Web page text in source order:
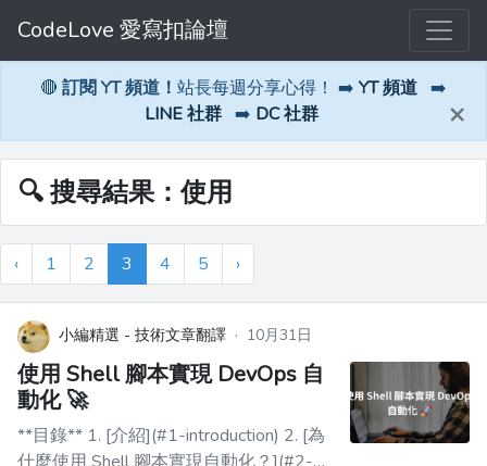
CodeLove 愛寫扣論壇
🔴 訂閱 YT 頻道！ 站長每週分享心得！ ➡️ YT 頻道 ➡️
LINE 社群 ➡️ DC 社群 ×
🔍 搜尋結果：使用
‹ 1 2 3 4 5 ›
小編精選 - 技術文章翻譯 · 10月31日
使用 Shell 腳本實現 DevOps 自
動化 🚀
**目錄** 1. [介紹](#1-introduction) 2. [為